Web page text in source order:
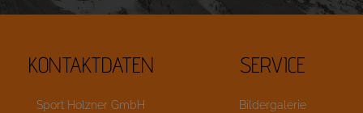
KONTAKTDATEN
Sport Holzner GmbH
SERVICE
Bildergalerie